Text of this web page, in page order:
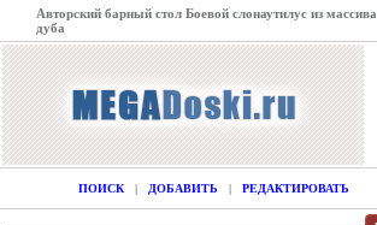
Авторский барный стол Боевой слонаутилус из массива
дуба
ПОИСК | ДОБАВИТЬ | РЕДАКТИРОВАТЬ